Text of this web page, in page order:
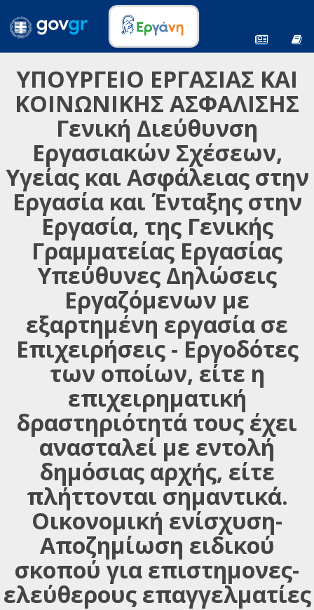
ΥΠΟΥΡΓΕΙΟ ΕΡΓΑΣΙΑΣ ΚΑΙ
ΚΟΙΝΩΝΙΚΗΣ ΑΣΦΑΛΙΣΗΣ
Γενική Διεύθυνση
Εργασιακών Σχέσεων,
Υγείας και Ασφάλειας στην
Εργασία και Ένταξης στην
Εργασία, της Γενικής
Γραμματείας Εργασίας
Υπεύθυνες Δηλώσεις
Εργαζόμενων με
εξαρτημένη εργασία σε
Επιχειρήσεις - Εργοδότες
των οποίων, είτε η
επιχειρηματική
δραστηριότητά τους έχει
ανασταλεί με εντολή
δημόσιας αρχής, είτε
πλήττονται σημαντικά.
Οικονομική ενίσχυση-
Αποζημίωση ειδικού
σκοπού για επιστημονες-
ελεύθερους επαγγελματίες